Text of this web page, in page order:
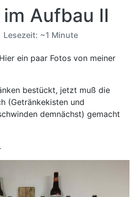
Aufbau II
Lesezeit: ~1 Minute
ein paar Fotos von meiner
bestückt, jetzt muß die
(Getränkekisten und
demnächst) gemacht